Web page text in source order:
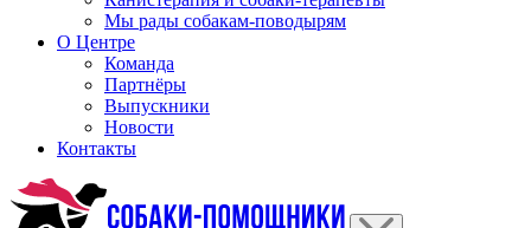
Мы рады собакам-поводырям
О Центре
Команда
Партнёры
Выпускники
Новости
Контакты